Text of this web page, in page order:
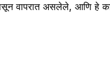
वापरात असलेले, आणि हे